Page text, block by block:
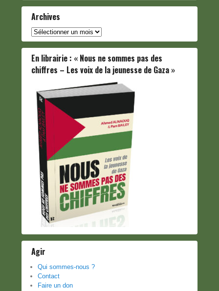
Archives
Archives
En librairie : « Nous ne sommes pas des
chiffres – Les voix de la jeunesse de Gaza »
Agir
Qui sommes-nous ?
Contact
Faire un don